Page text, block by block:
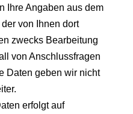
Ihre Angaben aus dem
von Ihnen dort
zwecks Bearbeitung
von Anschlussfragen
Daten geben wir nicht
erfolgt auf